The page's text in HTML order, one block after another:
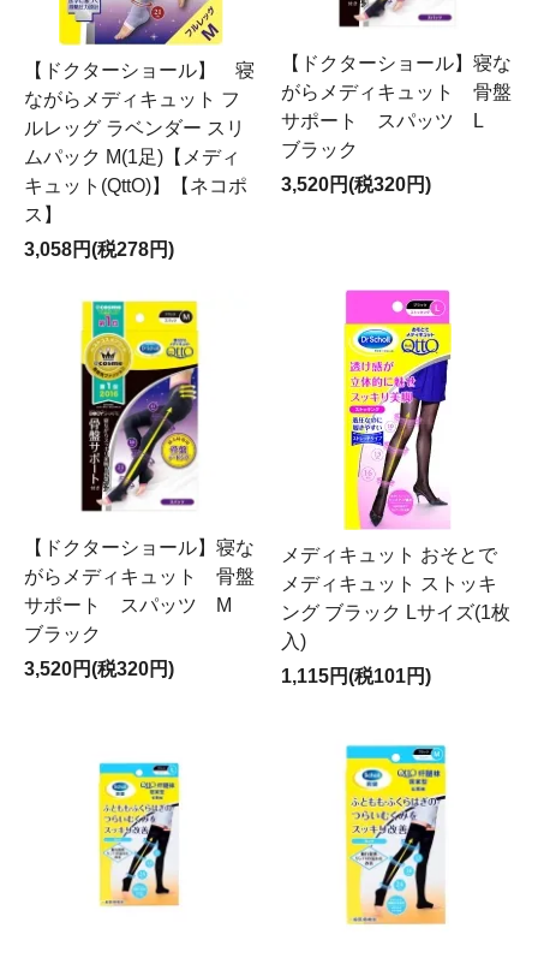
【ドクターショール】 寝
ながらメディキュット フ
ルレッグ ラベンダー スリ
ムパック M(1足)【メディ
キュット(QttO)】【ネコポ
ス】
3,058円(税278円)
【ドクターショール】寝な
がらメディキュット 骨盤
サポート スパッツ L
ブラック
3,520円(税320円)
【ドクターショール】寝な
がらメディキュット 骨盤
サポート スパッツ M
ブラック
3,520円(税320円)
メディキュット おそとで
メディキュット ストッキ
ング ブラック Lサイズ(1枚
入)
1,115円(税101円)